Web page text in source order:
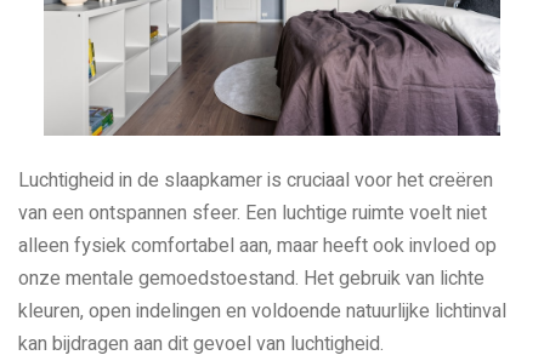
Luchtigheid in de slaapkamer is cruciaal voor het creëren
van een ontspannen sfeer. Een luchtige ruimte voelt niet
alleen fysiek comfortabel aan, maar heeft ook invloed op
onze mentale gemoedstoestand. Het gebruik van lichte
kleuren, open indelingen en voldoende natuurlijke lichtinval
kan bijdragen aan dit gevoel van luchtigheid.